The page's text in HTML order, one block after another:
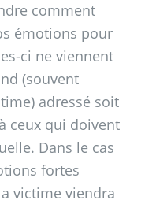
comment
émotions pour
ci ne viennent
(souvent
adressé soit
ceux qui doivent
Dans le cas
fortes
victime viendra